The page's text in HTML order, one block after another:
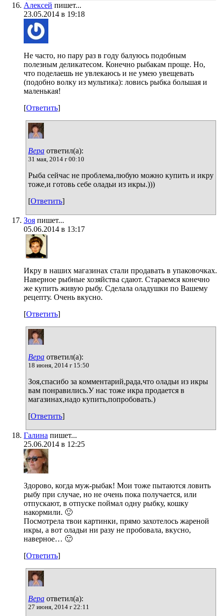
Алексей пишет...
23.05.2014 в 19:18
Не часто, но пару раз в году балуюсь подобным
полезным деликатесом. Конечно рыбакам проще. Но,
что поделаешь не увлекаюсь и не умею увещевать
(подобно волку из мультика): ловись рыбка большая и
маленькая!
[Ответить]
Вера ответил(а):
31 мая, 2014 г 00:10
Рыба сейчас не проблема,любую можно купить и икру
тоже,и готовь себе оладьи из икры.)))
[Ответить]
Зоя пишет...
05.06.2014 в 13:17
Икру в наших магазинах стали продавать в упаковочках.
Наверное рыбные хозяйства сдают. Стараемся конечно
же купить живую рыбу. Сделала оладушки по Вашему
рецепту. Очень вкусно.
[Ответить]
Вера ответил(а):
18 июня, 2014 г 15:50
Зоя,спасибо за комментарий,рада,что оладьи из икры
вам понравились.У нас тоже икра продается в
магазинах,надо купить,попробовать.)
[Ответить]
Галина пишет...
25.06.2014 в 12:25
Здорово, когда муж-рыбак! Мои тоже пытаются ловить
рыбу при случае, но не очень пока получается, или
отпускают, в отпуске поймал одну рыбку, кошку
накормили. 🙂
Посмотрела твои картинки, прямо захотелось жареной
икры, а вот оладьи ни разу не пробовала, вкусно,
наверное… 🙂
[Ответить]
Вера ответил(а):
27 июня, 2014 г 22:11